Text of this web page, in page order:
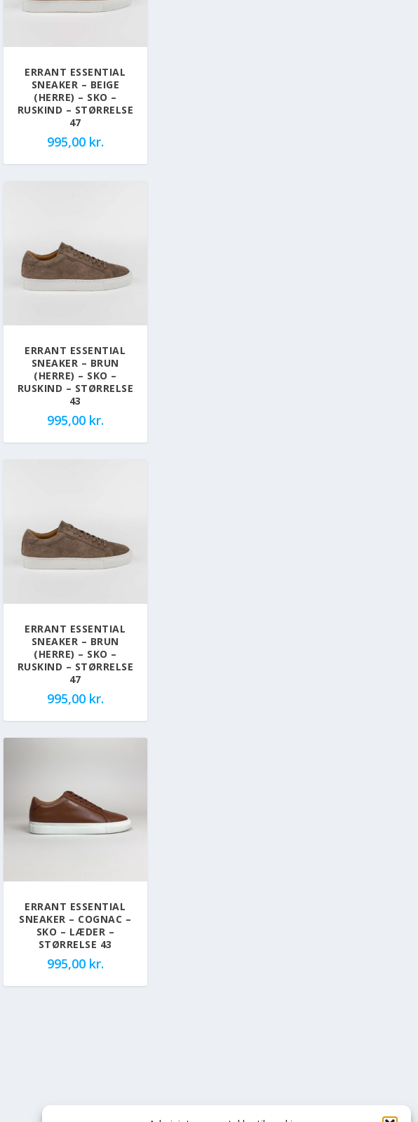
ERRANT ESSENTIAL
SNEAKER – BEIGE
(HERRE) – SKO –
RUSKIND – STØRRELSE
47
995,00 kr.
ERRANT ESSENTIAL
SNEAKER – BRUN
(HERRE) – SKO –
RUSKIND – STØRRELSE
43
995,00 kr.
ERRANT ESSENTIAL
SNEAKER – BRUN
(HERRE) – SKO –
RUSKIND – STØRRELSE
47
995,00 kr.
ERRANT ESSENTIAL
SNEAKER – COGNAC –
SKO – LÆDER –
STØRRELSE 43
995,00 kr.